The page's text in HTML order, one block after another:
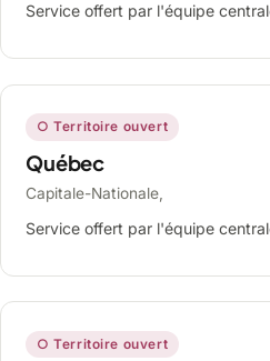
Service offert par l'équipe
○ Territoire ouvert
Québec
Capitale-Nationale,
Service offert par l'équipe
○ Territoire ouvert